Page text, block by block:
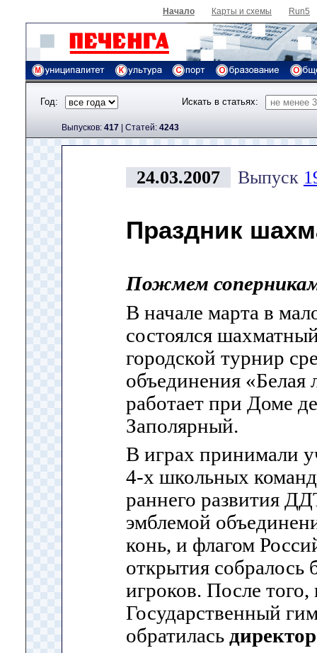
Начало Карты и схемы Run5
Год: Искать в статьях:
Выпусков: 417 | Cтатей: 4243
24.03.2007 Выпуск
Праздник
Пожмем
В начале марта в
состоялся
городской турнир
объединения «Белая
работает при Доме
Заполярный.
В играх принимали
4-х школьных
раннего развития
эмблемой
конь, и флагом
открытия собралось
игроков. После того,
Государственный
обратилась